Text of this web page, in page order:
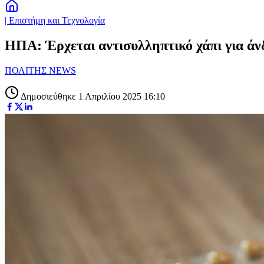
| Επιστήμη και Τεχνολογία
ΗΠΑ: Έρχεται αντισυλληπτικό χάπι για
ΠΟΛΙΤΗΣ NEWS
Δημοσιεύθηκε 1 Απριλίου 2025 16:10